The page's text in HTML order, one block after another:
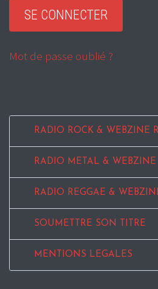
Mot de passe oublié ?
RADIO ROCK & WEBZINE
RADIO METAL &
RADIO REGGAE &
SOUMETTRE SON TITRE
MENTIONS LEGALES